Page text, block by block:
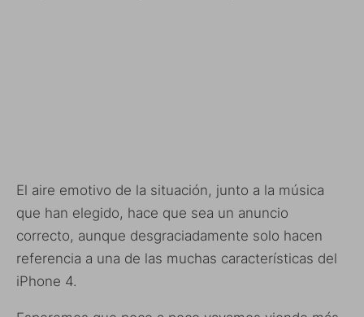
El aire emotivo de la situación, junto a la música
que han elegido, hace que sea un anuncio
correcto, aunque desgraciadamente solo hacen
referencia a una de las muchas características del
iPhone 4.